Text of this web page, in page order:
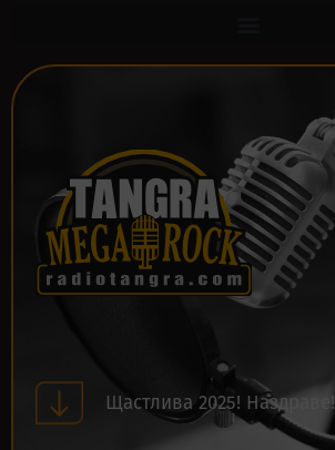
Щастлива 2025! Наздраве!